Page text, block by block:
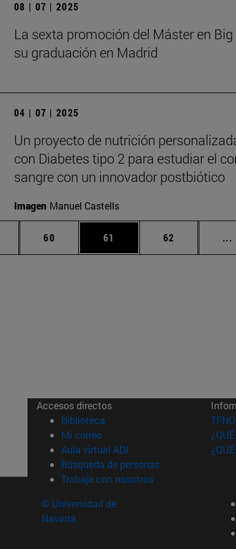
08 | 07 | 2025
La sexta promoción del Máster en
su graduación en Madrid
04 | 07 | 2025
Un proyecto de nutrición
con Diabetes tipo 2 para estudiar el
sangre con un innovador postbiótico
Imagen Manuel Castells
Páginas intermedias Use TAB para desplazarse.
Página
60 Página
61 Página
62 ...
Accesos directos
Biblioteca (abre en nueva ventana)
Mi correo(abre en nueva ventana)
Aula virtual ADI (abre en nueva ventana)
Búsqueda de personas(abre en nueva
Trabaja con nosotros(abre en nueva
© Universidad de
Navarra